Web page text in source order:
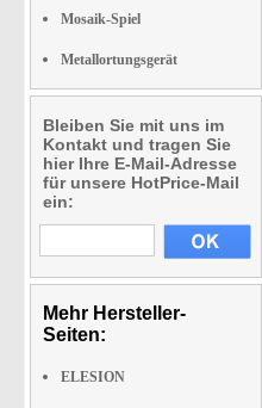
Mosaik-Spiel
Metallortungsgerät
Bleiben Sie mit uns im
Kontakt und tragen Sie
hier Ihre E-Mail-Adresse
für unsere HotPrice-Mail
ein:
Mehr Hersteller-
Seiten:
ELESION